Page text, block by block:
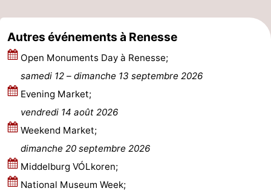
Forum
Route
Stationnement
Courtier
Adresses
Médicales
Région
Hollande-
Autres événements à Renesse
Open Monuments Day à Renesse;
samedi 12 – dimanche 13 septembre 2026
Evening Market;
vendredi 14 août 2026
Weekend Market;
dimanche 20 septembre 2026
Middelburg VÓLkoren;
National Museum Week;